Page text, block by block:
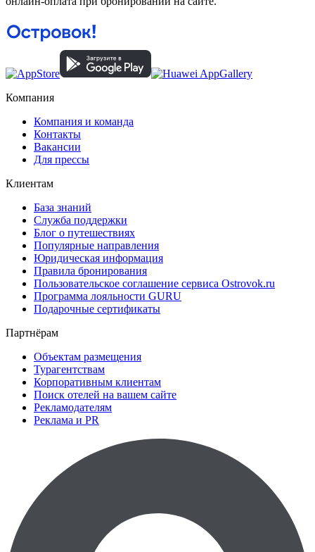
Компания
Компания и команда
Контакты
Вакансии
Для прессы
Клиентам
База знаний
Служба поддержки
Блог о путешествиях
Популярные направления
Юридическая информация
Правила бронирования
Пользовательское соглашение сервиса Ostrovok.ru
Программа лояльности GURU
Подарочные сертификаты
Партнёрам
Объектам размещения
Турагентствам
Корпоративным клиентам
Поиск отелей на вашем сайте
Рекламодателям
Реклама и PR